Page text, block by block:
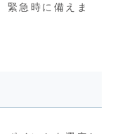
緊急時に備えま